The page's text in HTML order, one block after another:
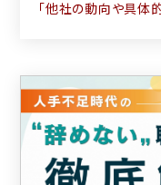
「他社の動向や具体